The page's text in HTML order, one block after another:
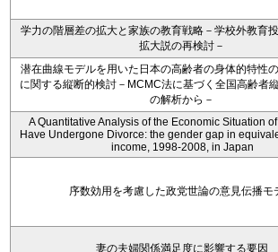
学力の階層差の拡大と家族の教育戦略－学校外教育
拡大説の再検討－
潜在曲線モデルを用いた日本の高齢者の身体的特性
に関する縦断的検討－MCMC法に基づく全国高齢者
の解析から－
A Quantitative Analysis of the Economic Situation
Have Undergone Divorce: the gender gap in
income, 1998-2008, in Japan
序数効用を考慮した政党世論の意見伝播モ
妻の夫婦関係満足度に影響する要因